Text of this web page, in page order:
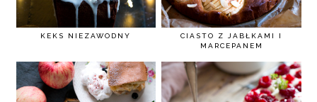
KEKS NIEZAWODNY
CIASTO Z JABŁKAMI I
MARCEPANEM